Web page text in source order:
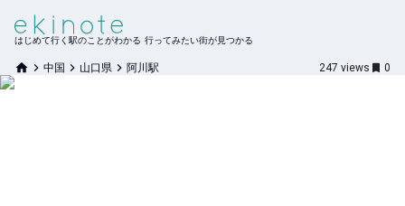
はじめて行く駅のことがわかる 行ってみたい街が見つかる
中国 山口県 阿川駅 247 views 0